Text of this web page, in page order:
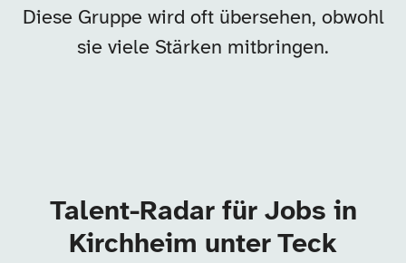
Diese Gruppe wird oft übersehen, obwohl
sie viele Stärken mitbringen.
Talent-Radar für Jobs in
Kirchheim unter Teck